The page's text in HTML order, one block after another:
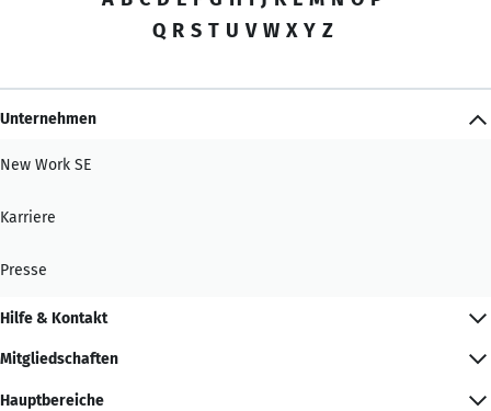
Q R S T U V W X Y Z
Unternehmen
New Work SE
Karriere
Presse
Hilfe & Kontakt
Mitgliedschaften
Hauptbereiche